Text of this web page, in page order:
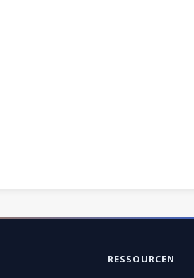
RESSOURCEN